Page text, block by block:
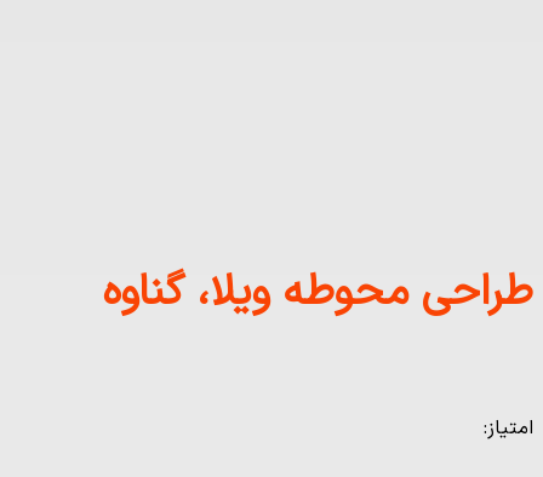
طراحی محوطه ویلا، گناوه
امتیاز: